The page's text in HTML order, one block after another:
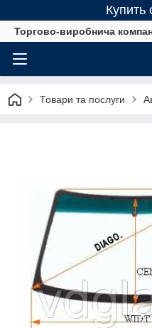
Купить
Торгово-виробнича
Товари та послуги